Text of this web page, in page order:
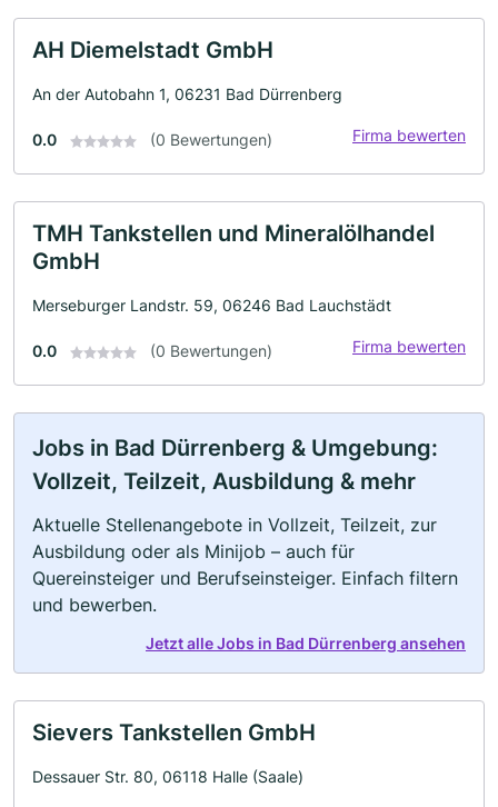
AH Diemelstadt GmbH
An der Autobahn 1, 06231 Bad Dürrenberg
0.0 (0 Bewertungen) Firma bewerten
TMH Tankstellen und Mineralölhandel
GmbH
Merseburger Landstr. 59, 06246 Bad Lauchstädt
0.0 (0 Bewertungen) Firma bewerten
Jobs in Bad Dürrenberg & Umgebung:
Vollzeit, Teilzeit, Ausbildung & mehr
Aktuelle Stellenangebote in Vollzeit, Teilzeit, zur
Ausbildung oder als Minijob – auch für
Quereinsteiger und Berufseinsteiger. Einfach filtern
und bewerben.
Jetzt alle Jobs in Bad Dürrenberg ansehen
Sievers Tankstellen GmbH
Dessauer Str. 80, 06118 Halle (Saale)